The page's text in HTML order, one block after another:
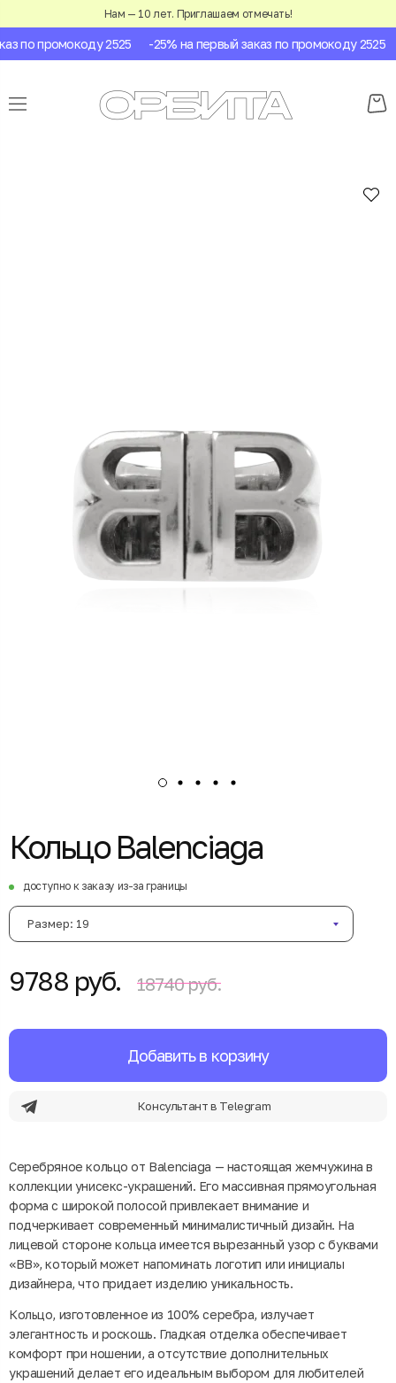
Нам — 10 лет. Приглашаем отмечать!
по промокоду 2525 -25% на первый заказ по промокоду 2525
Кольцо Balenciaga
доступно к заказу из-за границы
Размер: 19
9788 руб. 18740 руб.
Добавить в корзину
Консультант в Telegram
Серебряное кольцо от Balenciaga — настоящая жемчужина в
коллекции унисекс-украшений. Его массивная прямоугольная
форма с широкой полосой привлекает внимание и
подчеркивает современный минималистичный дизайн. На
лицевой стороне кольца имеется вырезанный узор с буквами
«BB», который может напоминать логотип или инициалы
дизайнера, что придает изделию уникальность.
Кольцо, изготовленное из 100% серебра, излучает
элегантность и роскошь. Гладкая отделка обеспечивает
комфорт при ношении, а отсутствие дополнительных
украшений делает его идеальным выбором для любителей